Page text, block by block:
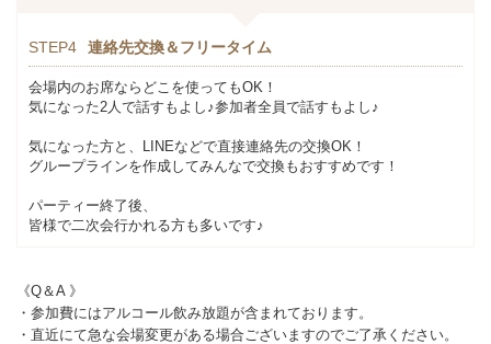
STEP4 連絡先交換＆フリータイム
会場内のお席ならどこを使ってもOK！
気になった2人で話すもよし♪参加者全員で話すもよし♪
気になった方と、LINEなどで直接連絡先の交換OK！
グループラインを作成してみんなで交換もおすすめです！
パーティー終了後、
皆様で二次会行かれる方も多いです♪
《Q＆A 》
・参加費にはアルコール飲み放題が含まれております。
・直近にて急な会場変更がある場合ございますのでご了承ください。